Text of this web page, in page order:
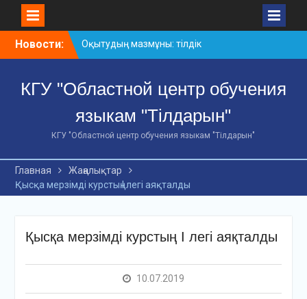
Новости:
Оқытудың мазмұны: тілдік
дағдылар және
стратегиялар
АХМЕТ БАЙТҰРСЫНҰЛЫ
АТЫНДАҒЫ «ҮЗДІК
ОҚЫТУШЫ-2026»
«Мемлекеттік тіл –
Тәуелсіздік символы»
облыстық байқауы
КГУ "Областной центр обучения
языкам "Тілдарын"
КГУ "Областной центр обучения языкам "Тілдарын"
Главная
Жаңалықтар
Қысқа мерзімді курстың І легі аяқталды
Қысқа мерзімді курстың І легі аяқталды
10.07.2019